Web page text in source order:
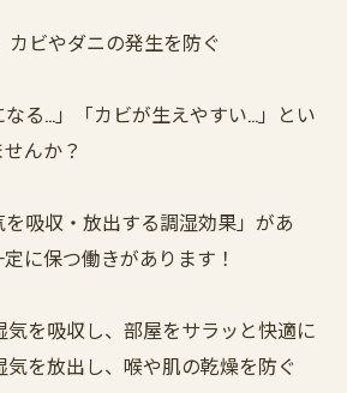
ビやダニの発生を防ぐ
なる…」「カビが生えやすい…」とい
んか？
吸収・放出する調湿効果」があ
に保つ働きがあります！
気を吸収し、部屋をサラッと快適に
気を放出し、喉や肌の乾燥を防ぐ